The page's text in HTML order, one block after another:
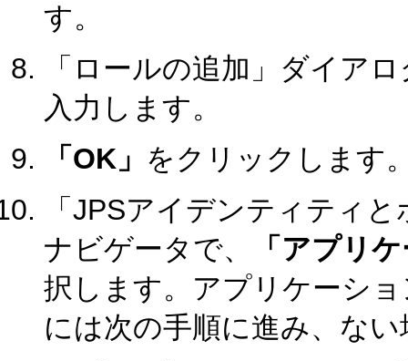
す。
「ロールの追加」ダイア
入力します。
「OK」 をクリックします
「JPSアイデンティティ
ナビゲータで、
「アプリ
択します。アプリケーシ
には次の手順に進み、な